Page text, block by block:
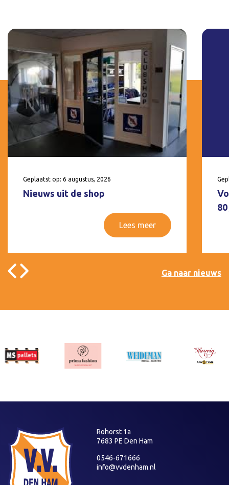
Geplaatst op: 6 augustus, 2026
Nieuws uit de shop
Lees meer
Ga naar nieuws
Rohorst 1a
7683 PE Den Ham
0546-671666
info@vvdenham.nl